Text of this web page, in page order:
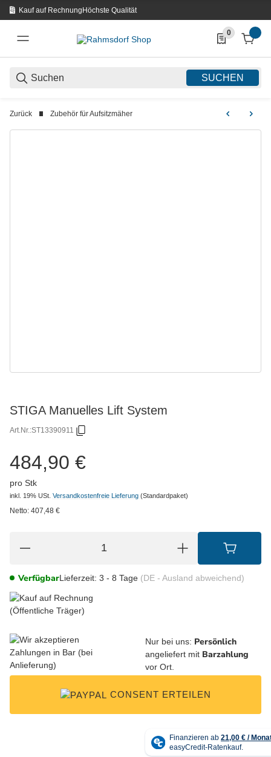
Kauf auf RechnungHöchste Qualität
SUCHEN
0
0 Produkte in
Zurück Zubehör für Aufsitzmäher
STIGA Manuelles Lift System
Art.Nr.:ST13390911
484,90 €
pro Stk
inkl. 19% USt. Versandkostenfreie Lieferung (Standardpaket)
Netto: 407,48 €
VerfügbarLieferzeit: 3 - 8 Tage (DE - Ausland abweichend)
Nur bei uns: Persönlich
angeliefert mit Barzahlung
vor Ort.
CONSENT ERTEILEN